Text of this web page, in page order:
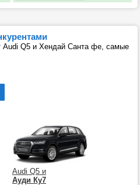
Audi Q5 и Хендай Санта фе, самые
Audi Q5 и
Ауди Ку7